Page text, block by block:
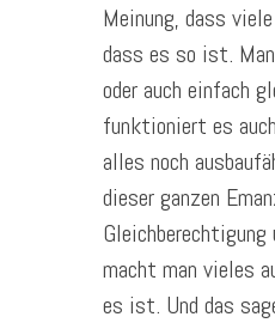
Meinung, dass
dass es so ist.
oder auch einfach
funktioniert es
alles noch
dieser ganzen
Gleichberechtigung
macht man vieles
es ist. Und das